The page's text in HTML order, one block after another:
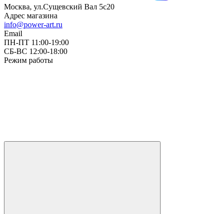
Москва, ул.Сущевский Вал 5с20
Адрес магазина
info@power-art.ru
Email
ПН-ПТ 11:00-19:00
СБ-ВС 12:00-18:00
Режим работы